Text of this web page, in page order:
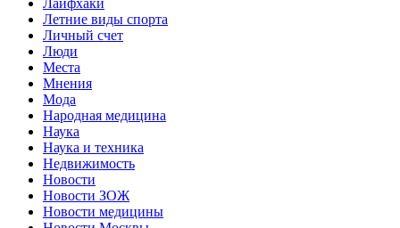
Летние виды спорта
Личный счет
Люди
Места
Мнения
Мода
Народная медицина
Наука
Наука и техника
Недвижимость
Новости
Новости ЗОЖ
Новости медицины